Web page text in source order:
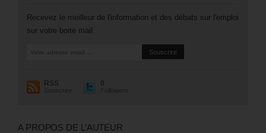
Recevez le meilleur de l'information et des débats sur l'emploi
sur votre boite mail.
RSS
Souscrire
0
Followers
A PROPOS DE L’AUTEUR